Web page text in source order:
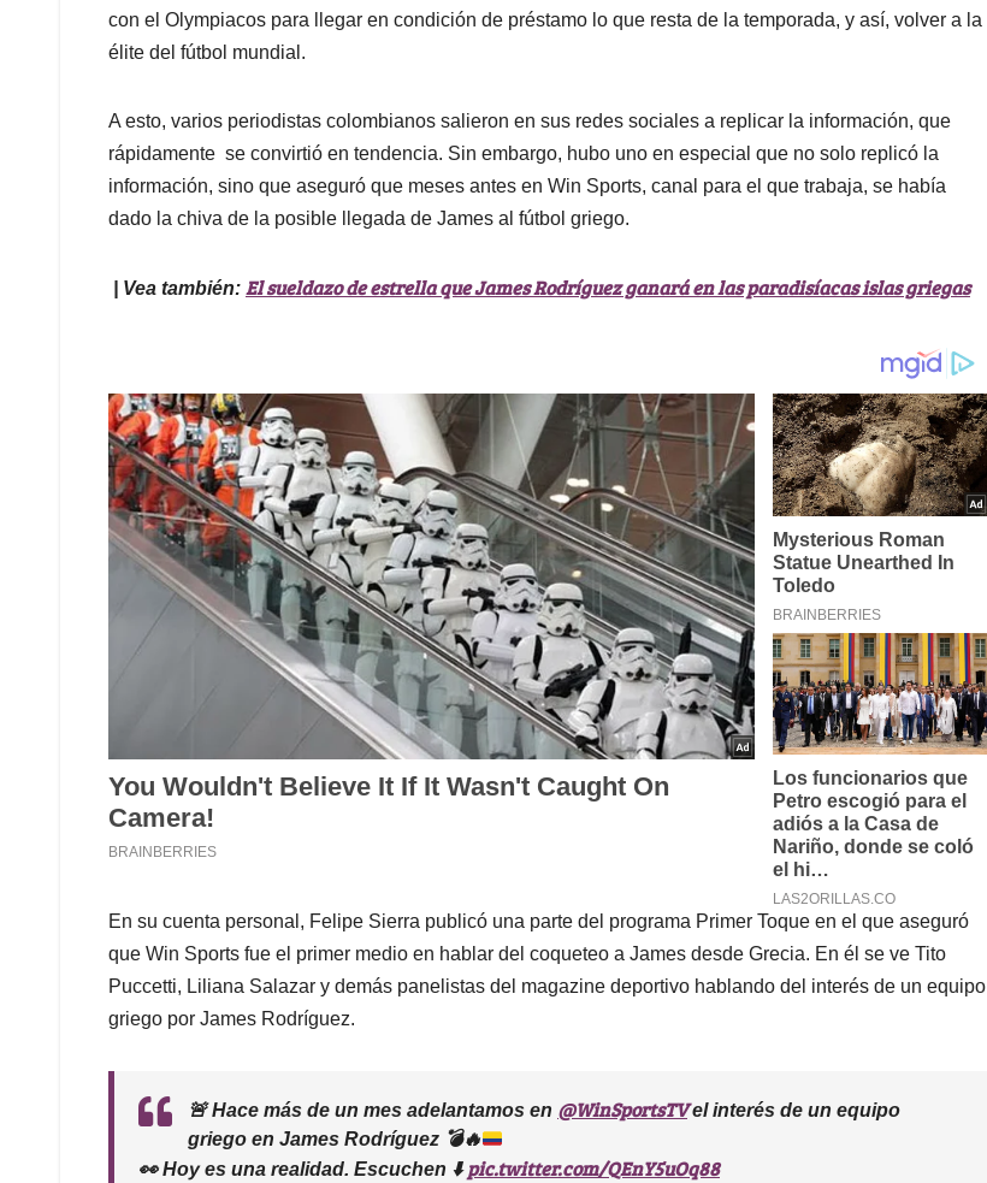
p
k
n
con el Olympiacos para llegar en condición de préstamo lo que resta de la temporada, y así, volver a la
élite del fútbol mundial.
A esto, varios periodistas colombianos salieron en sus redes sociales a replicar la información, que
rápidamente se convirtió en tendencia. Sin embargo, hubo uno en especial que no solo replicó la
información, sino que aseguró que meses antes en Win Sports, canal para el que trabaja, se había
dado la chiva de la posible llegada de James al fútbol griego.
| Vea también: El sueldazo de estrella que James Rodríguez ganará en las paradisíacas islas griegas
En su cuenta personal, Felipe Sierra publicó una parte del programa Primer Toque en el que aseguró
que Win Sports fue el primer medio en hablar del coqueteo a James desde Grecia. En él se ve Tito
Puccetti, Liliana Salazar y demás panelistas del magazine deportivo hablando del interés de un equipo
griego por James Rodríguez.
🚨 Hace más de un mes adelantamos en @WinSportsTVel interés de un equipo
griego en James Rodríguez 💣🔥
👀 Hoy es una realidad. Escuchen ⬇️pic.twitter.com/QEnY5uOq88